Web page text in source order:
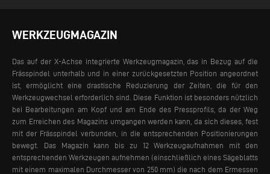
WERKZEUGMAGAZIN
Das auf der X-Achse integrierte Werkzeugmagazin, das in Bezug auf die
Frässpindel unterhalb und in einer zurückgesetzten Position angeordnet
ist, ermöglicht eine drastische Reduzierung der Zeiten, die für den
Werkzeugwechsel erforderlich sind. Diese Funktion ist besonders nützlich
bei Bearbeitungen am Kopf und am Ende des Pressprofils, da der Weg
zum Erreichen des Magazins umgangen werden kann, da sich dieses, fest
mit der Frässpindel verbunden, in die entsprechenden Positionierungen
bewegt.
Das Magazin kann bis zu 12 Werkzeugaufnahmen mit den
entsprechenden Werkzeugen aufnehmen (einschließlich eines Sägeblatts
mit einem maximalen Durchmesser von 250 mm) die nach dem Ermessen